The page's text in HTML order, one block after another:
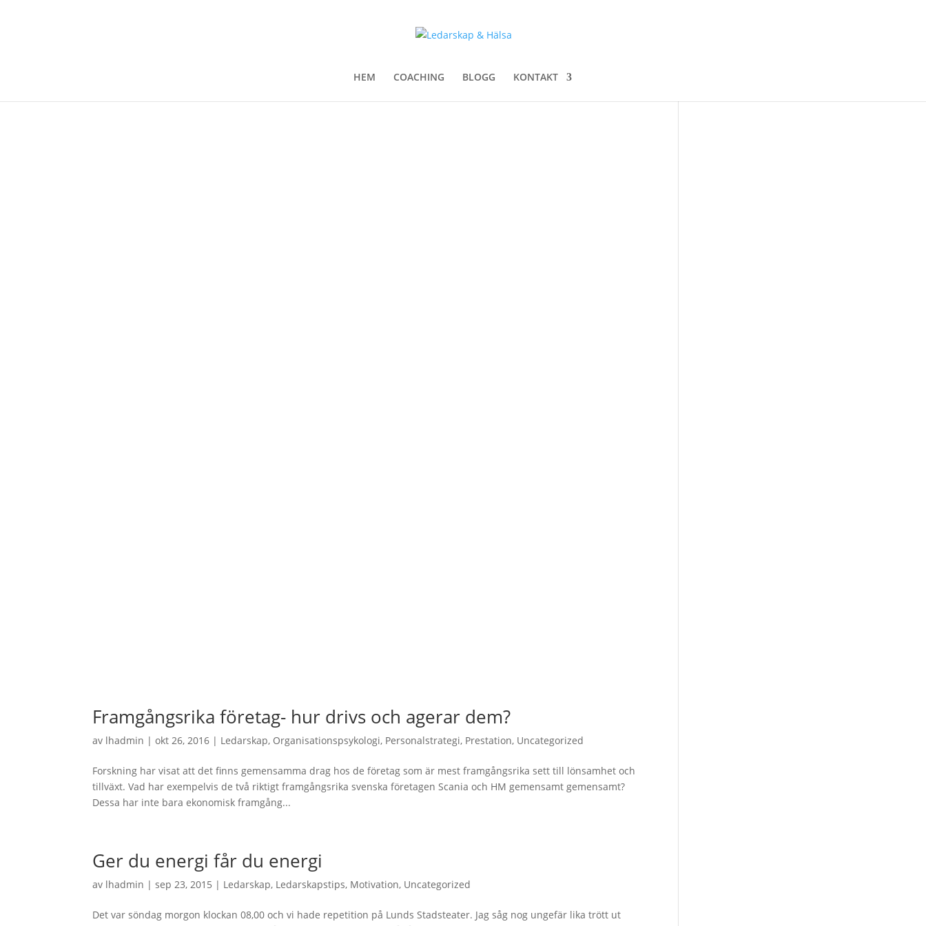
HEM COACHING BLOGG KONTAKT
Framgångsrika företag- hur drivs och agerar dem?
av lhadmin |okt 26, 2016 | Ledarskap, Organisationspsykologi, Personalstrategi, Prestation, Uncategorized
Forskning har visat att det finns gemensamma drag hos de företag som är mest framgångsrika sett till lönsamhet och
tillväxt. Vad har exempelvis de två riktigt framgångsrika svenska företagen Scania och HM gemensamt gemensamt?
Dessa har inte bara ekonomisk framgång...
Ger du energi får du energi
av lhadmin |sep 23, 2015 | Ledarskap, Ledarskapstips, Motivation, Uncategorized
Det var söndag morgon klockan 08,00 och vi hade repetition på Lunds Stadsteater. Jag såg nog ungefär lika trött ut